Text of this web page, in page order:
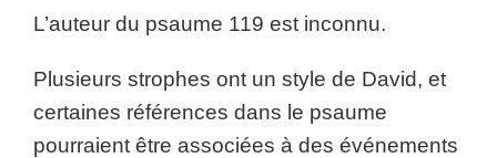
L’auteur du psaume 119 est inconnu.
Plusieurs strophes ont un style de David, et
certaines références dans le psaume
pourraient être associées à des événements